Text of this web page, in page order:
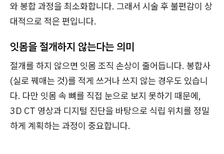
와 봉합 과정을 최소화합니다. 그래서 시술 후 불편감이 상
대적으로 적은 편입니다.
잇몸을 절개하지 않는다는 의미
절개를 하지 않으면 잇몸 조직 손상이 줄어듭니다. 봉합사
(실로 꿰매는 것)를 적게 쓰거나 쓰지 않는 경우도 있습니
다. 다만 잇몸 속 뼈를 직접 눈으로 보지 못하기 때문에,
3D CT 영상과 디지털 진단을 바탕으로 식립 위치를 정밀
하게 계획하는 과정이 중요합니다.